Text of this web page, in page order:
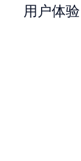
用户体